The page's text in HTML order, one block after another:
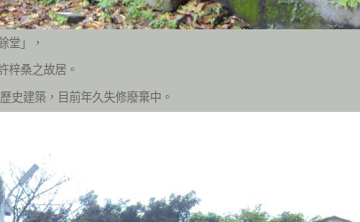
堂」，
梓桑之故居 。
史建築，目前年久失修廢棄中 。